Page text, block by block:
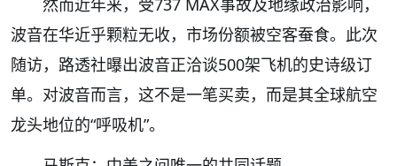
然而近年来，受737 MAX事故及地缘政治影响，
波音在华近乎颗粒无收，市场份额被空客蚕食。此次
随访，路透社曝出波音正洽谈500架飞机的史诗级订
单。对波音而言，这不是一笔买卖，而是其全球航空
龙头地位的“呼吸机”。